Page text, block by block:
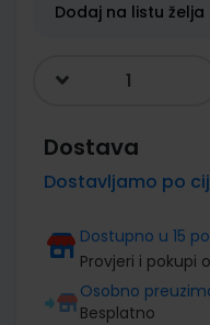
galleryDodaj na listu želja
Dostava
Dostavljamo po
Dostupno u 15
Provjeri i pokupi
Osobno
Besplatno